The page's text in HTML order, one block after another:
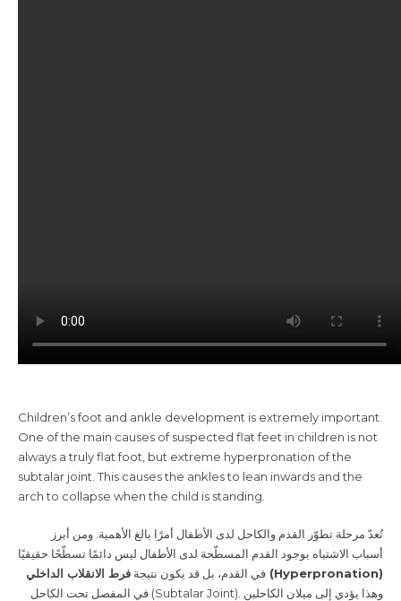
Children’s foot and ankle development is extremely important.
One of the main causes of suspected flat feet in children is not
always a truly flat foot, but extreme hyperpronation of the
subtalar joint. This causes the ankles to lean inwards and the
arch to collapse when the child is standing.
تُعدّ مرحلة تطوّر القدم والكاحل لدى الأطفال أمرًا بالغ الأهمية. ومن أبرز
أسباب الاشتباه بوجود القدم المسطّحة لدى الأطفال ليس دائمًا تسطّحًا حقيقيًا
في القدم، بل قد يكون نتيجة فرط الانقلاب الداخلي (Hyperpronation)
في المفصل تحت الكاحل (Subtalar Joint). وهذا يؤدي إلى ميلان الكاحلين